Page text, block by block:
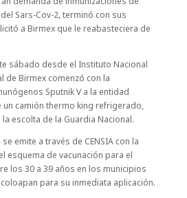
Sars-Cov-2, terminó con sus
a Birmex que le reabasteciera de
sábado desde el Instituto Nacional
de Birmex comenzó con la
Sputnik V a la entidad
un camión thermo king refrigerado,
escolta de la Guardia Nacional.
emite a través de CENSIA con la
esquema de vacunación para el
los 30 a 39 años en los municipios
para su inmediata aplicación.